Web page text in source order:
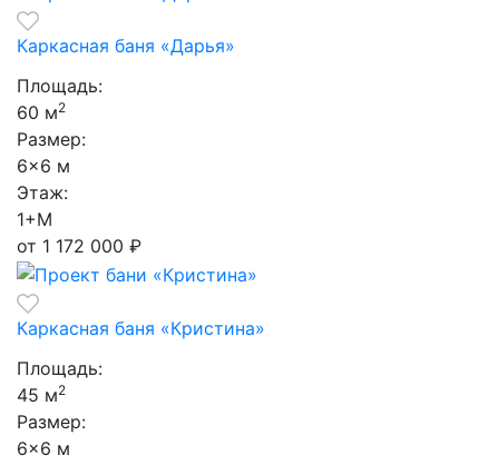
Каркасная баня «Дарья»
Площадь:
60 м2
Размер:
6×6 м
Этаж:
1+М
от 1 172 000 ₽
Каркасная баня «Кристина»
Площадь:
45 м2
Размер:
6×6 м